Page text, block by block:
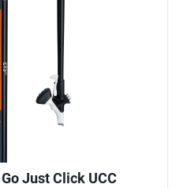
Just Click UCC